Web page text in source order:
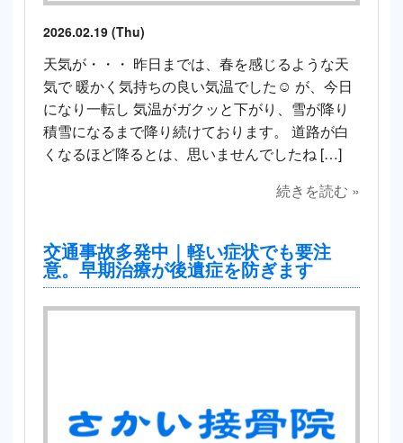
2026.02.19 (Thu)
天気が・・・ 昨日までは、春を感じるような天
気で 暖かく気持ちの良い気温でした☺️ が、今日
になり一転し 気温がガクッと下がり、雪が降り
積雪になるまで降り続けております。 道路が白
くなるほど降るとは、思いませんでしたね […]
続きを読む »
交通事故多発中｜軽い症状でも要注
意。早期治療が後遺症を防ぎます